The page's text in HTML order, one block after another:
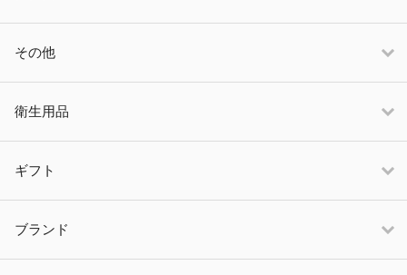
その他
衛生用品
ギフト
ブランド